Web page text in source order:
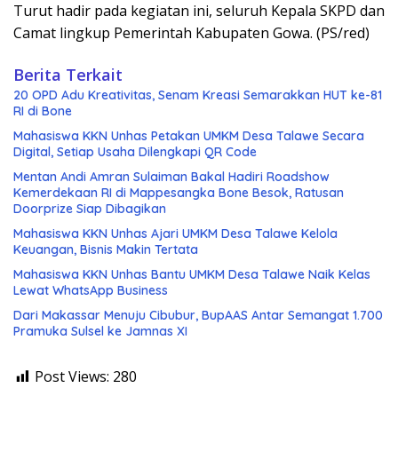
Turut hadir pada kegiatan ini, seluruh Kepala SKPD dan
Camat lingkup Pemerintah Kabupaten Gowa. (PS/red)
Berita Terkait
20 OPD Adu Kreativitas, Senam Kreasi Semarakkan HUT ke-81
RI di Bone
Mahasiswa KKN Unhas Petakan UMKM Desa Talawe Secara
Digital, Setiap Usaha Dilengkapi QR Code
Mentan Andi Amran Sulaiman Bakal Hadiri Roadshow
Kemerdekaan RI di Mappesangka Bone Besok, Ratusan
Doorprize Siap Dibagikan
Mahasiswa KKN Unhas Ajari UMKM Desa Talawe Kelola
Keuangan, Bisnis Makin Tertata
Mahasiswa KKN Unhas Bantu UMKM Desa Talawe Naik Kelas
Lewat WhatsApp Business
Dari Makassar Menuju Cibubur, BupAAS Antar Semangat 1.700
Pramuka Sulsel ke Jamnas XI
Post Views: 280